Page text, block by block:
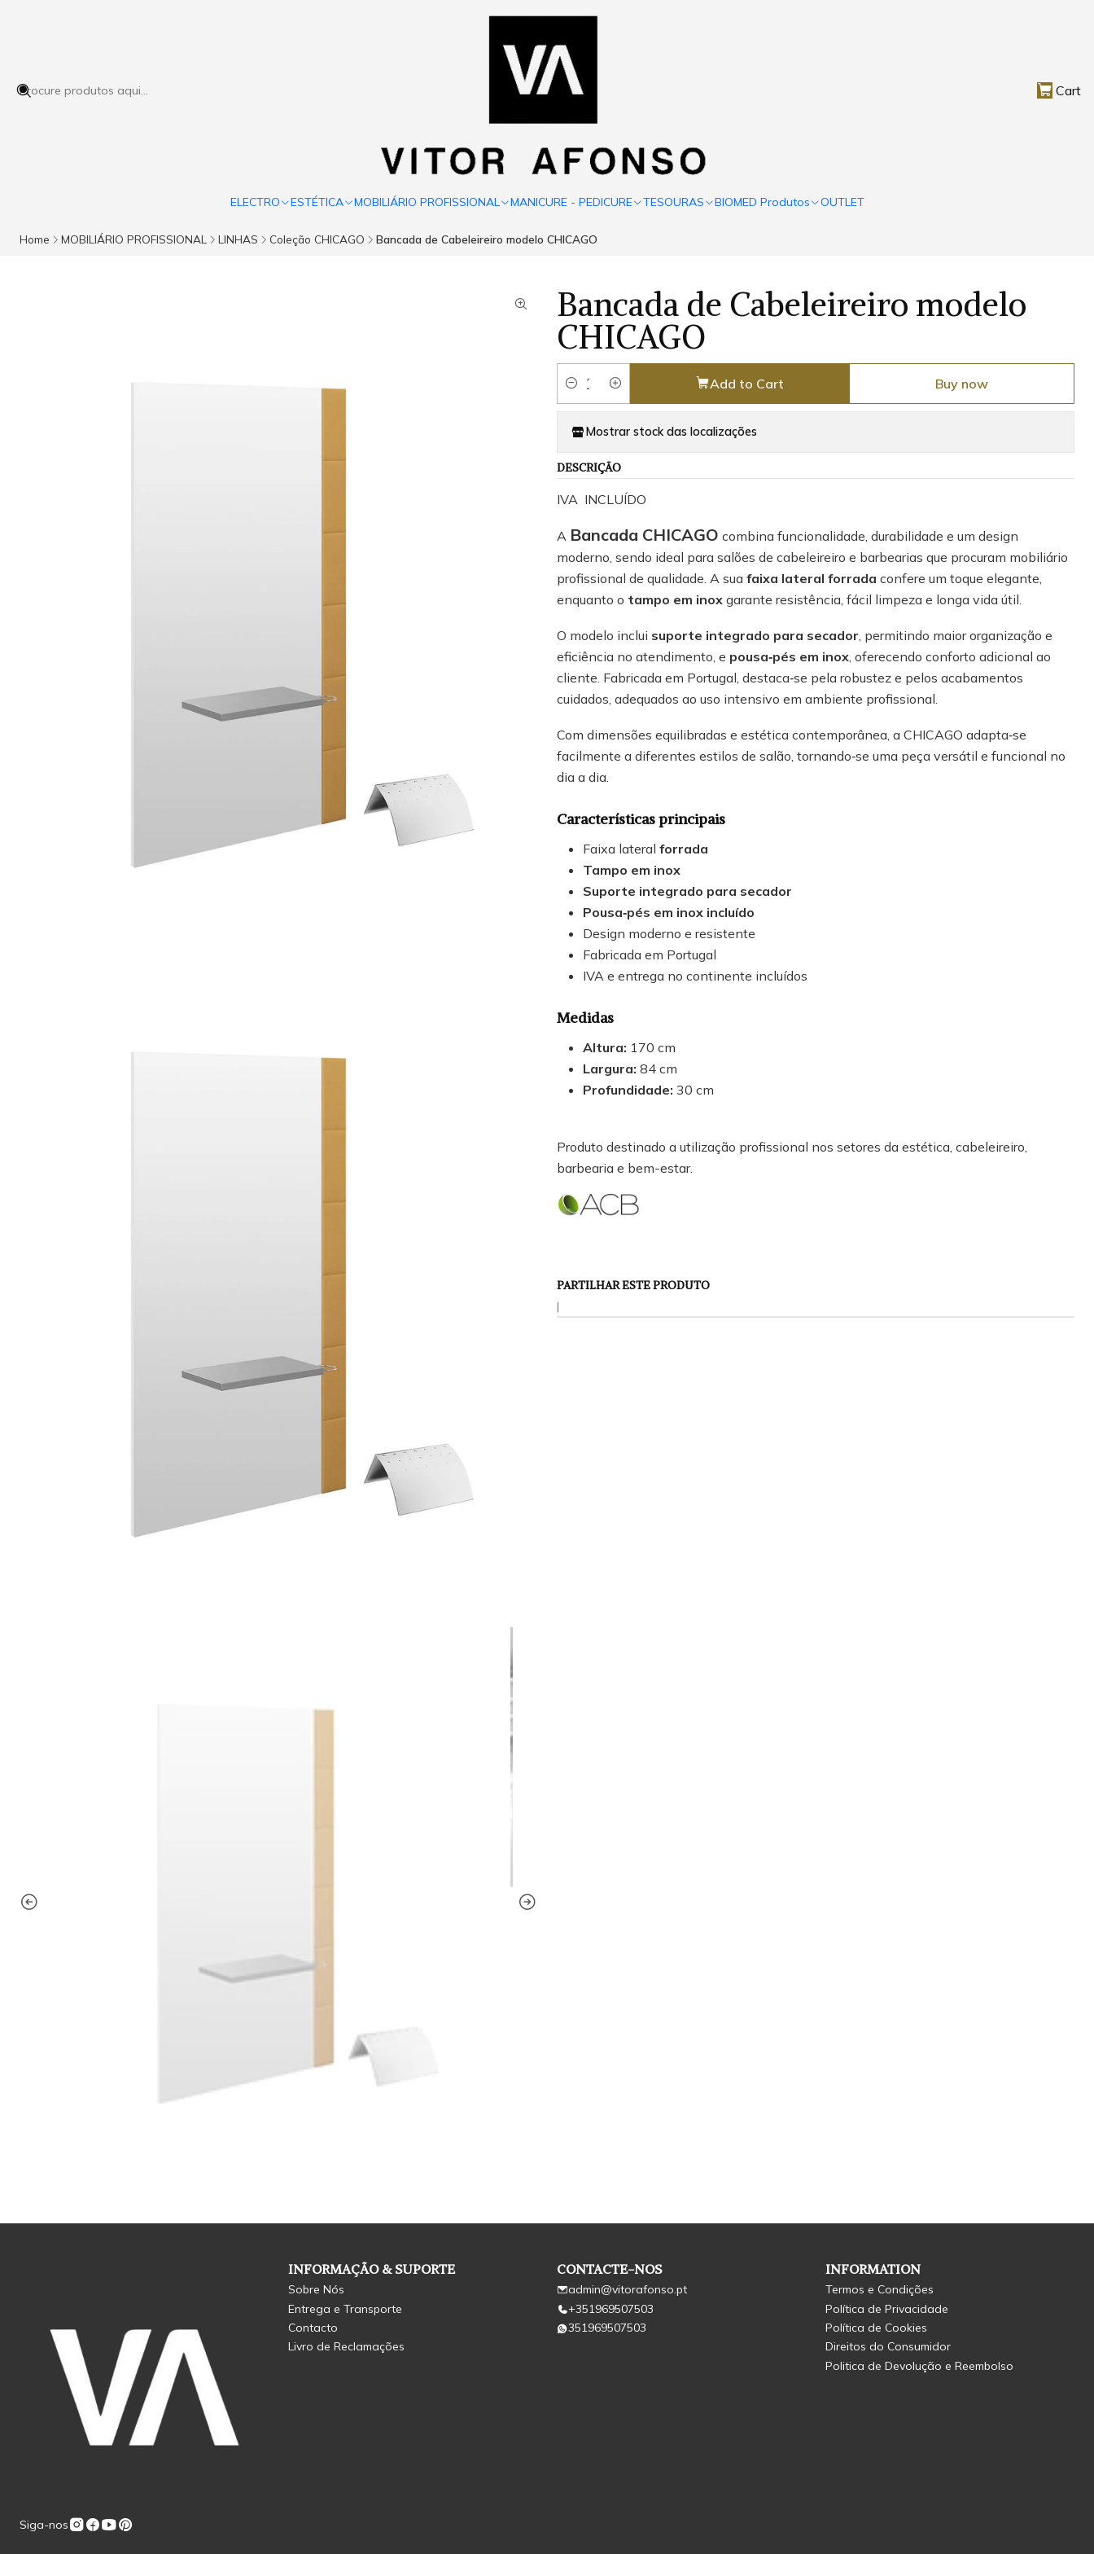
Cart
ELECTRO ESTÉTICA MOBILIÁRIO PROFISSIONAL MANICURE - PEDICURE TESOURAS BIOMED Produtos OUTLET
Home MOBILIÁRIO PROFISSIONAL LINHAS Coleção CHICAGO Bancada de Cabeleireiro modelo CHICAGO
Bancada de Cabeleireiro modelo
CHICAGO
Quantity
Add to Cart Buy now
Mostrar stock das localizações
DESCRIÇÃO
IVA INCLUÍDO
A Bancada CHICAGO combina funcionalidade, durabilidade e um design
moderno, sendo ideal para salões de cabeleireiro e barbearias que procuram mobiliário
profissional de qualidade. A sua faixa lateral forrada confere um toque elegante,
enquanto o tampo em inox garante resistência, fácil limpeza e longa vida útil.
O modelo inclui suporte integrado para secador , permitindo maior organização e
eficiência no atendimento, e pousa‑pés em inox , oferecendo conforto adicional ao
cliente. Fabricada em Portugal, destaca‑se pela robustez e pelos acabamentos
cuidados, adequados ao uso intensivo em ambiente profissional.
Com dimensões equilibradas e estética contemporânea, a CHICAGO adapta‑se
facilmente a diferentes estilos de salão, tornando‑se uma peça versátil e funcional no
dia a dia.
Características principais
Faixa lateral forrada
Tampo em inox
Suporte integrado para secador
Pousa‑pés em inox incluído
Design moderno e resistente
Fabricada em Portugal
IVA e entrega no continente incluídos
Medidas
Altura: 170 cm
Largura: 84 cm
Profundidade: 30 cm
Produto destinado a utilização profissional nos setores da estética, cabeleireiro,
barbearia e bem-estar.
PARTILHAR ESTE PRODUTO
|
Siga-nos
INFORMAÇÃO & SUPORTE
Sobre Nós
Entrega e Transporte
Contacto
Livro de Reclamações
CONTACTE-NOS
admin@vitorafonso.pt
+351969507503
351969507503
INFORMATION
Termos e Condições
Política de Privacidade
Política de Cookies
Direitos do Consumidor
Politica de Devolução e Reembolso